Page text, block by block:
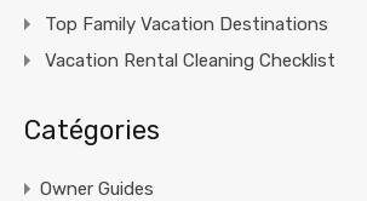
Top Family Vacation Destinations
Vacation Rental Cleaning Checklist
Catégories
Owner Guides